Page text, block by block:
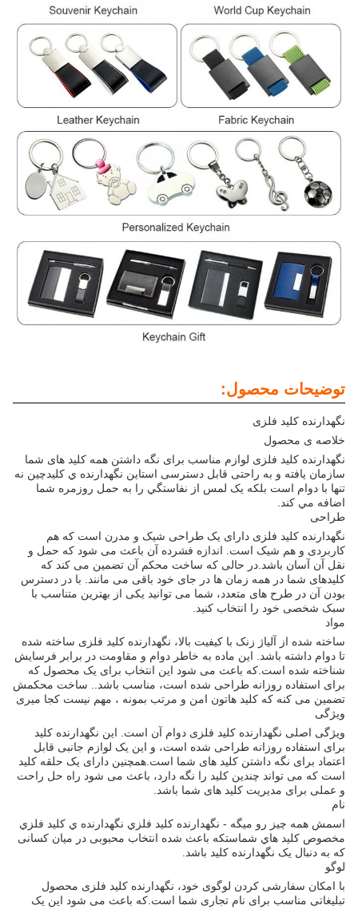
توضیحات محصول:
نگهدارنده کلید فلزی
خلاصه ی محصول
نگهدارنده کلید فلزی لوازم مناسب برای نگه داشتن همه کلید های شما
سازمان یافته و به راحتی قابل دسترسی استاين نگهدارنده ي کليدچين نه
تنها با دوام است بلکه يک لمس از نفاستگي را به حمل روزمره شما
اضافه مي کند.
طراحی
نگهدارنده کلید فلزی دارای یک طراحی شیک و مدرن است که هم
کاربردی و هم شیک است. اندازه فشرده آن باعث می شود که حمل و
نقل آن آسان باشد.در حالی که ساخت محکم آن تضمین می کند که
کلیدهای شما در همه زمان ها در جای خود باقی می مانند. با در دسترس
بودن آن در طرح های متعدد، شما می توانید یکی از بهترین متناسب با
سبک شخصی خود را انتخاب کنید.
مواد
ساخته شده از آلیاژ زنک با کیفیت بالا، نگهدارنده کلید فلزی ساخته شده
تا دوام داشته باشد. این ماده به خاطر دوام و مقاومت در برابر فرسایش
شناخته شده است.که باعث می شود این انتخاب برای یک محصول که
برای استفاده روزانه طراحی شده است، مناسب باشد.. ساخت محکمش
تضمین می کنه که کلید هاتون امن و مرتب بمونه ، مهم نیست کجا میری
ویژگی
ویژگی اصلی نگهدارنده کلید فلزی دوام آن است. این نگهدارنده کلید
برای استفاده روزانه طراحی شده است، و این یک لوازم جانبی قابل
اعتماد برای نگه داشتن کلید های شما است.همچنین دارای یک حلقه کلید
است که می تواند چندین کلید را نگه دارد، باعث می شود راه حل راحت
و عملی برای مدیریت کلید های شما باشد.
نام
اسمش همه چيز رو ميگه - نگهدارنده کلید فلزي نگهدارنده ي کلید فلزي
مخصوص کلید هاي شماستکه باعث شده انتخاب محبوبی در میان کسانی
که به دنبال یک نگهدارنده کلید باشد.
لوگو
با امکان سفارشی کردن لوگوی خود، نگهدارنده کلید فلزی محصول
تبلیغاتی مناسب برای نام تجاری شما است.که باعث می شود این یک